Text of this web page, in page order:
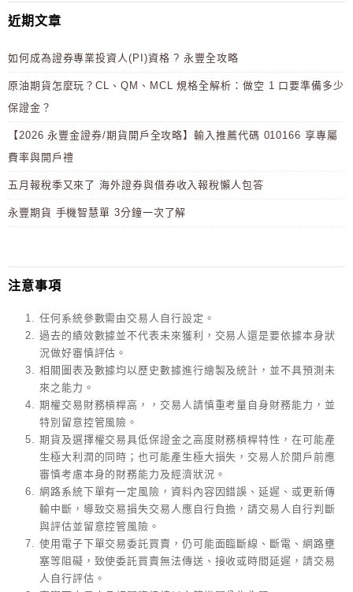
近期文章
如何成為證券專業投資人(PI)資格 ? 永豐全攻略
原油期貨怎麼玩？CL、QM、MCL 規格全解析：做空 1 口要準備多少
保證金？
【2026 永豐金證券/期貨開戶全攻略】輸入推薦代碼 010166 享專屬
費率與開戶禮
五月報稅季又來了 海外證券與借券收入報稅懶人包答
永豐期貨 手機智慧單 3分鐘一次了解
注意事項
任何系統參數需由交易人自行設定。
過去的績效數據並不代表未來獲利，交易人還是要依據本身狀
況做好審慎評估。
相關圖表及數據均以歷史數據進行繪製及統計，並不具預測未
來之能力。
期權交易財務槓桿高，，交易人請慎重考量自身財務能力，並
特別留意控管風險。
期貨及選擇權交易具低保證金之高度財務槓桿特性，在可能產
生極大利潤的同時；也可能產生極大損失，交易人於開戶前應
審慎考慮本身的財務能力及經濟狀況。
網路系統下單有一定風險，資料內容因錯誤、延遲、或更新傳
輸中斷，導致交易損失交易人應自行負擔，請交易人自行判斷
與評估並留意控管風險。
使用電子下單交易委託買賣，仍可能面臨斷線、斷電、網路壅
塞等阻礙，致使委託買賣無法傳送、接收或時間延遲，請交易
人自行評估。